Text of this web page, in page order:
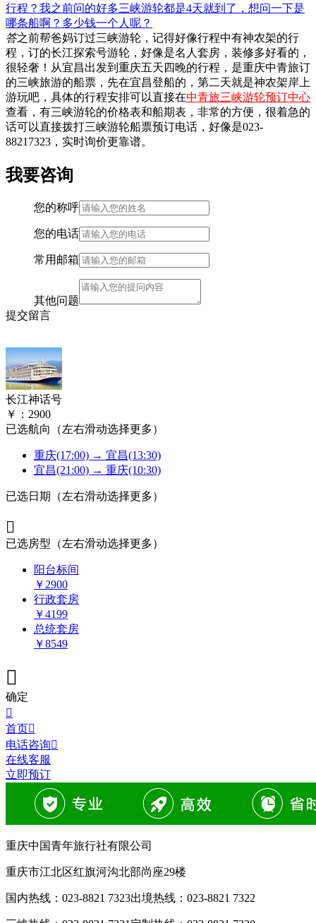
行程？我之前问的好多三峡游轮都是4天就到了，想问一下是
哪条船啊？多少钱一个人呢？
答之前帮爸妈订过三峡游轮，记得好像行程中有神农架的行
程，订的长江探索号游轮，好像是名人套房，装修多好看的，
很轻奢！从宜昌出发到重庆五天四晚的行程，是重庆中青旅订
的三峡旅游的船票，先在宜昌登船的，第二天就是神农架岸上
游玩吧，具体的行程安排可以直接在中青旅三峡游轮预订中心
查看，有三峡游轮的价格表和船期表，非常的方便，很着急的
话可以直接拨打三峡游轮船票预订电话，好像是023-
88217323，实时询价更靠谱。
我要咨询
您的称呼
您的电话
常用邮箱
其他问题
提交留言
长江神话号
￥： 2900
已选航向
（左右滑动选择更多）
重庆(17:00) → 宜昌(13:30)
宜昌(21:00) → 重庆(10:30)
已选日期 （左右滑动选择更多）

已选房型 （左右滑动选择更多）
阳台标间
￥ 2900
行政套房
￥4199
总统套房
￥8549

确定

首页
电话咨询
在线客服
立即预订
重庆中国青年旅行社有限公司
重庆市江北区红旗河沟北部尚座29楼
国内热线： 023-8821 7323出境热线： 023-8821 7322